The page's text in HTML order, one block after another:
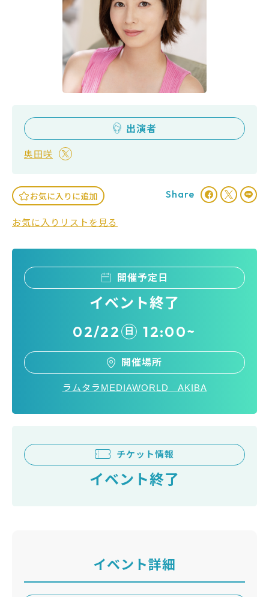
出演者
奥田咲
お気に入りに追加
お気に入りリストを見る
Share
開催予定日
イベント終了
02/22 日 12:00~
開催場所
ラムタラMEDIAWORLD AKIBA
チケット情報
イベント終了
イベント詳細